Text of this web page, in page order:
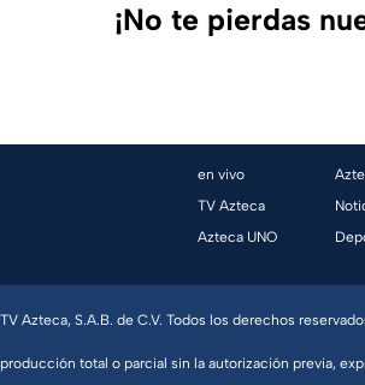
¡No te pierdas
en vivo
TV Azteca
Azteca UNO
Azteca, S.A.B. de C.V. Todos los derechos
total o parcial sin la autorización previa,